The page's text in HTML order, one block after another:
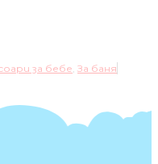
за бебе, За баня